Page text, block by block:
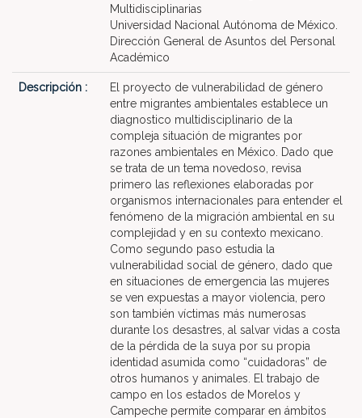
Multidisciplinarias
Universidad Nacional Autónoma de México.
Dirección General de Asuntos del Personal
Académico
Descripción :
El proyecto de vulnerabilidad de género
entre migrantes ambientales establece un
diagnostico multidisciplinario de la
compleja situación de migrantes por
razones ambientales en México. Dado que
se trata de un tema novedoso, revisa
primero las reflexiones elaboradas por
organismos internacionales para entender el
fenómeno de la migración ambiental en su
complejidad y en su contexto mexicano.
Como segundo paso estudia la
vulnerabilidad social de género, dado que
en situaciones de emergencia las mujeres
se ven expuestas a mayor violencia, pero
son también víctimas más numerosas
durante los desastres, al salvar vidas a costa
de la pérdida de la suya por su propia
identidad asumida como “cuidadoras” de
otros humanos y animales. El trabajo de
campo en los estados de Morelos y
Campeche permite comparar en ámbitos